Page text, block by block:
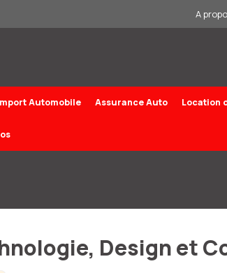
A
Automobile Assurance Auto Location
Design et